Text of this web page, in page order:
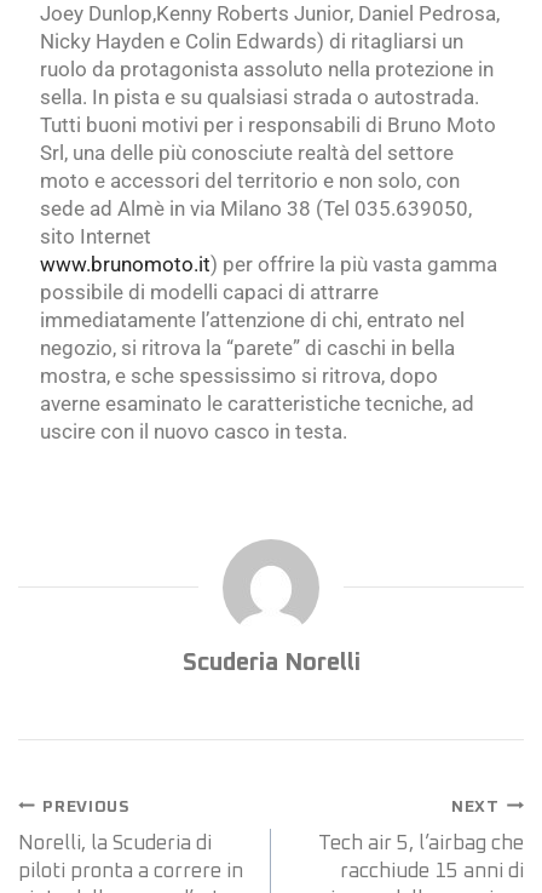
Joey Dunlop,Kenny Roberts Junior, Daniel Pedrosa,
Nicky Hayden e Colin Edwards) di ritagliarsi un
ruolo da protagonista assoluto nella protezione in
sella. In pista e su qualsiasi strada o autostrada.
Tutti buoni motivi per i responsabili di Bruno Moto
Srl, una delle più conosciute realtà del settore
moto e accessori del territorio e non solo, con
sede ad Almè in via Milano 38 (Tel 035.639050,
sito Internet
www.brunomoto.it) per offrire la più vasta gamma
possibile di modelli capaci di attrarre
immediatamente l’attenzione di chi, entrato nel
negozio, si ritrova la “parete” di caschi in bella
mostra, e sche spessissimo si ritrova, dopo
averne esaminato le caratteristiche tecniche, ad
uscire con il nuovo casco in testa.
Scuderia Norelli
PREVIOUS
Norelli, la Scuderia di
piloti pronta a correre in
NEXT
Tech air 5, l’airbag che
racchiude 15 anni di